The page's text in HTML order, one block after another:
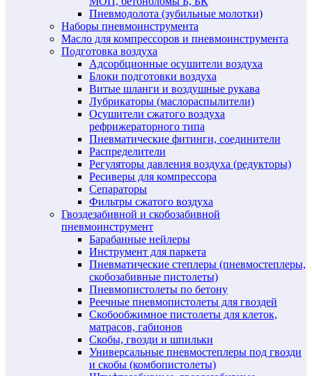
Пневмодолота (зубильные молотки)
Наборы пневмоинструмента
Масло для компрессоров и пневмоинструмента
Подготовка воздуха
Адсорбционные осушители воздуха
Блоки подготовки воздуха
Витые шланги и воздушные рукава
Лубрикаторы (маслораспылители)
Осушители сжатого воздуха
рефрижераторного типа
Пневматические фитинги, соединители
Распределители
Регуляторы давления воздуха (редукторы)
Ресиверы для компрессора
Сепараторы
Фильтры сжатого воздуха
Гвоздезабивной и скобозабивной
пневмоинструмент
Барабанные нейлеры
Инструмент для паркета
Пневматические степлеры (пневмостеплеры,
скобозабивные пистолеты)
Пневмопистолеты по бетону
Реечные пневмопистолеты для гвоздей
Скобообжимное пистолеты для клеток,
матрасов, габионов
Скобы, гвозди и шпильки
Универсальные пневмостеплеры под гвозди
и скобы (комбопистолеты)